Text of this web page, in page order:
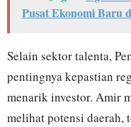
Pusat Ekonomi Baru
Selain sektor talenta,
pentingnya kepastian
menarik investor. Amir
melihat potensi daerah,